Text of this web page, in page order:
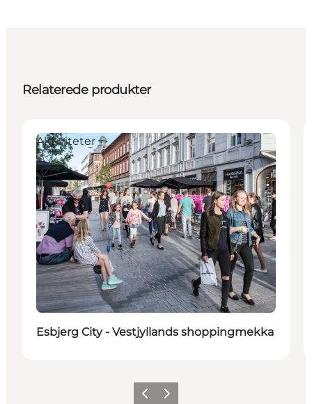
Relaterede produkter
Aktiviteter
Esbjerg City - Vestjyllands shoppingmekka
ForrigeNæste